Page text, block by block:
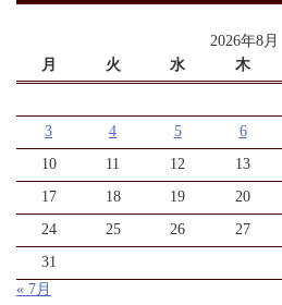
2026年8月
月
火 水 木
3
4 5 6
10
11 12 13
17
18 19 20
24
25 26 27
31
« 7月